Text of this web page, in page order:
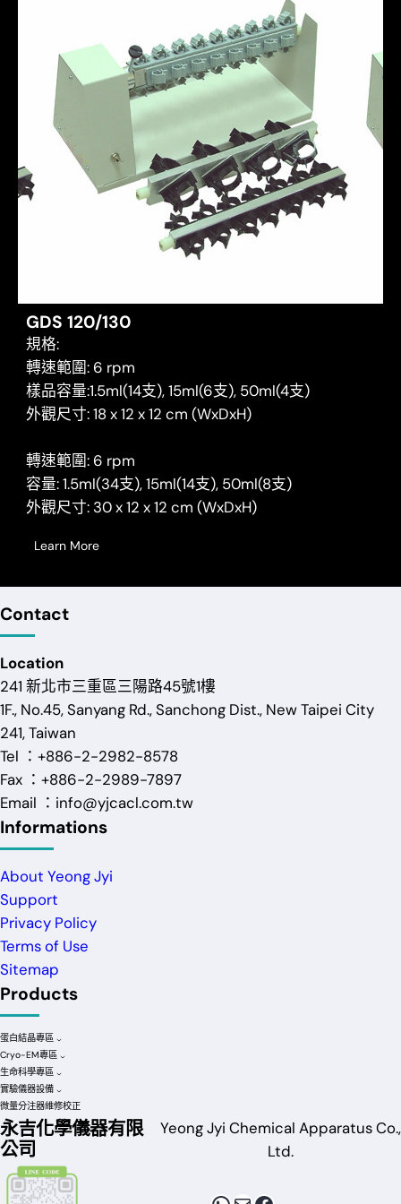
GDS 120/130
規格:
轉速範圍: 6 rpm
樣品容量:1.5ml(14支), 15ml(6支), 50ml(4支)
外觀尺寸: 18 x 12 x 12 cm (WxDxH)
轉速範圍: 6 rpm
容量: 1.5ml(34支), 15ml(14支), 50ml(8支)
外觀尺寸: 30 x 12 x 12 cm (WxDxH)
Learn More
Contact
Location
241 新北市三重區三陽路45號1樓
1F., No.45, Sanyang Rd., Sanchong Dist., New Taipei City
241, Taiwan
Tel ：+886-2-2982-8578
Fax ：+886-2-2989-7897
Email ：info@yjcacl.com.tw
Informations
About Yeong Jyi
Support
Privacy Policy
Terms of Use
Sitemap
Products
蛋白結晶專區
Cryo-EM專區
生命科學專區
實驗儀器設備
微量分注器維修校正
永吉化學儀器有限
公司
Yeong Jyi Chemical Apparatus Co.,
Ltd.